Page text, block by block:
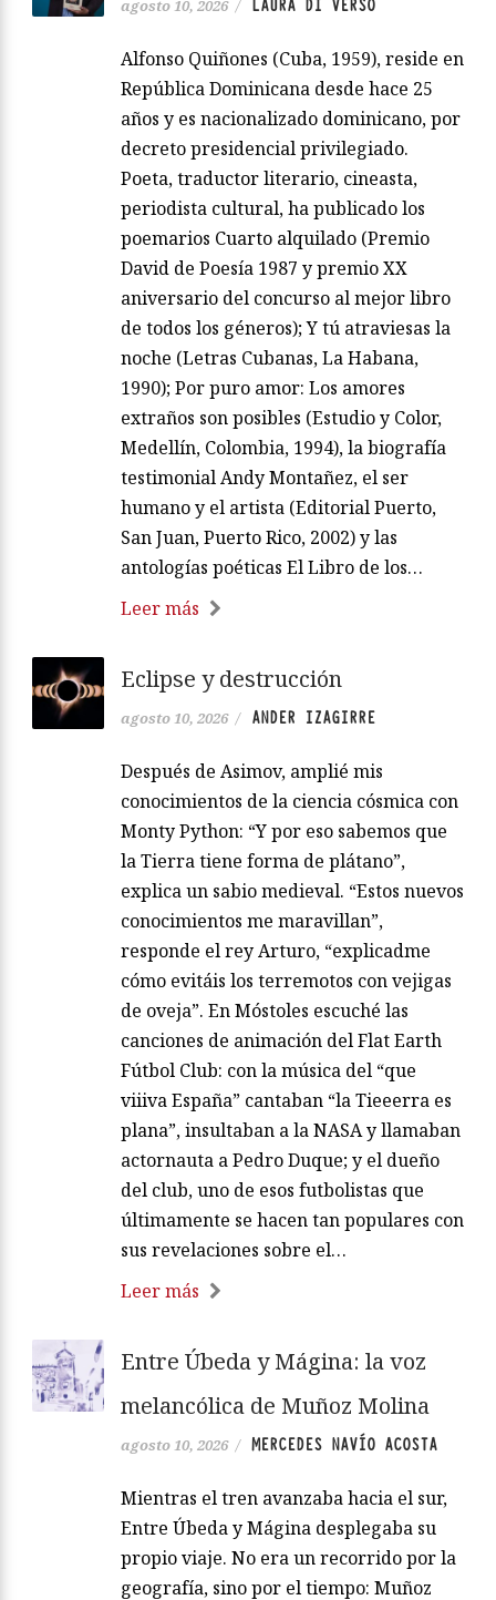
agosto 10, 2026 / LAURA DI VERSO
Alfonso Quiñones (Cuba, 1959), reside en
República Dominicana desde hace 25
años y es nacionalizado dominicano, por
decreto presidencial privilegiado.
Poeta, traductor literario, cineasta,
periodista cultural, ha publicado los
poemarios Cuarto alquilado (Premio
David de Poesía 1987 y premio XX
aniversario del concurso al mejor libro
de todos los géneros); Y tú atraviesas la
noche (Letras Cubanas, La Habana,
1990); Por puro amor: Los amores
extraños son posibles (Estudio y Color,
Medellín, Colombia, 1994), la biografía
testimonial Andy Montañez, el ser
humano y el artista (Editorial Puerto,
San Juan, Puerto Rico, 2002) y las
antologías poéticas El Libro de los…
Leer más
Eclipse y destrucción
agosto 10, 2026 / ANDER IZAGIRRE
Después de Asimov, amplié mis
conocimientos de la ciencia cósmica con
Monty Python: “Y por eso sabemos que
la Tierra tiene forma de plátano”,
explica un sabio medieval. “Estos nuevos
conocimientos me maravillan”,
responde el rey Arturo, “explicadme
cómo evitáis los terremotos con vejigas
de oveja”. En Móstoles escuché las
canciones de animación del Flat Earth
Fútbol Club: con la música del “que
viiiva España” cantaban “la Tieeerra es
plana”, insultaban a la NASA y llamaban
actornauta a Pedro Duque; y el dueño
del club, uno de esos futbolistas que
últimamente se hacen tan populares con
sus revelaciones sobre el…
Leer más
Entre Úbeda y Mágina: la voz
melancólica de Muñoz Molina
agosto 10, 2026 / MERCEDES NAVÍO ACOSTA
Mientras el tren avanzaba hacia el sur,
Entre Úbeda y Mágina desplegaba su
propio viaje. No era un recorrido por la
geografía, sino por el tiempo: Muñoz